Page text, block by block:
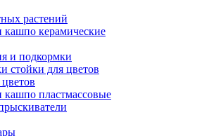
растений
керамические
и подкормки
стойки для цветов
пластмассовые